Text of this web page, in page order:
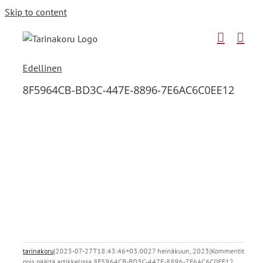
Skip to content
Edellinen
8F5964CB-BD3C-447E-8896-7E6AC6C0EE12
tarinakoru|2023-07-27T18:43:46+03:0027 heinäkuun, 2023|Kommentit